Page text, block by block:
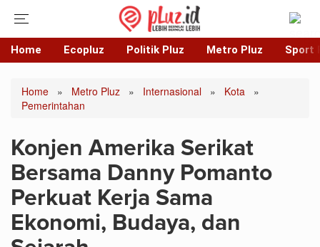
Home Ecopluz Politik Pluz Metro Pluz Sport
Home » Metro Pluz » Internasional » Kota
»
Pemerintahan
Konjen Amerika Serikat
Bersama Danny Pomanto
Perkuat Kerja Sama
Ekonomi, Budaya, dan